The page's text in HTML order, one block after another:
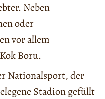
Neben
oder
vor allem
Boru.
Nationalsport, der
Stadion gefüllt